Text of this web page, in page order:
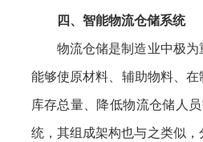
四、智能物流仓储系统
物流仓储是制造业中极
能够使原材料、辅助物料、
库存总量、降低物流仓储人
统，其组成架构也与之类似